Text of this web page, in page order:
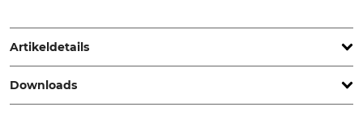
Germany, www.forstreich.de
Artikeldetails
Marke
Forstreich
Linsenkopfschraube
Downloads